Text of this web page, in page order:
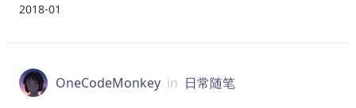
2018-01
OneCodeMonkey in 日常随笔